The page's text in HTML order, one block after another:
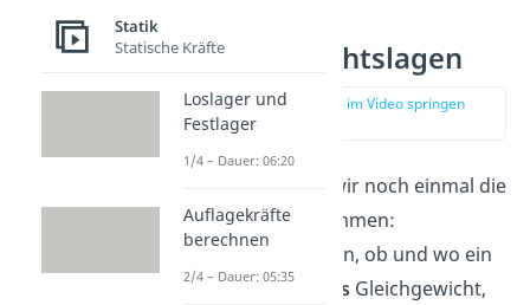
Gleichgewichtslagen
zur Stelle im Video springen
Als erstes fassen wir noch einmal die
Grundlagenzusammen:
Um herauszufinden, ob und wo ein
System einstabilesGleichgewicht,
Statik
Statische Kräfte
Loslager und
Festlager
1/4 – Dauer: 06:20
Auflagekräfte
berechnen
2/4 – Dauer: 05:35